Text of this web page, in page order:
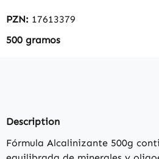
PZN: 17613379
500 gramos
Description
Fórmula Alcalinizante 500g